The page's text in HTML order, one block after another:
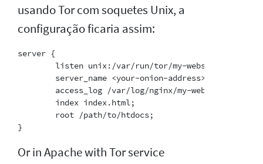
usando Tor com soquetes Unix, a
configuração ficaria assim:
server {
        listen unix:/var/run/tor/my-website.sock;
        server_name <your-onion-address>.onion;
        access_log /var/log/nginx/my-website.log;
        index index.html;
        root /path/to/htdocs;
Or in Apache with Tor service